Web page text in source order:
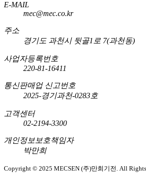
E-MAIL
mec@mec.co.kr
주소
경기도 과천시 뒷골1로 7(과천동)
사업자등록번호
220-81-16411
통신판매업 신고번호
2025-경기과천-0283호
고객센터
02-2194-3300
개인정보보호책임자
박만희
Copyright © 2025 MECSEN (주)만희기전. All Rights